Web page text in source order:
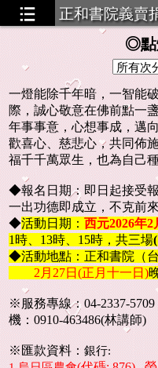
正和書院義賣
◎點
一燈能除千年暗，一智能
際，誠心敬意在佛前點一
年事事意，心想事成，邁
歡喜心、慈悲心，共同佈
福千千萬眾生，也為自己
◆報名日期：即日起接受
一出功德即成立，不克前
◆活動日期：西元2026年2
1時、13時、15時，共三場(
◆活動地點：正和書院（
2月27日(正月十一日)
※服務專線：04-2337-
機：0910-463486(林講師)
※匯款資料：銀行: